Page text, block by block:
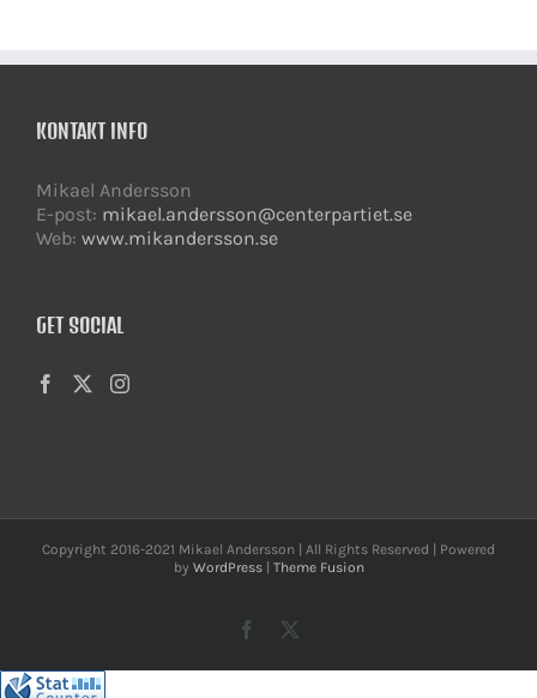
KONTAKT INFO
Mikael Andersson
E-post: mikael.andersson@centerpartiet.se
Web: www.mikandersson.se
GET SOCIAL
Copyright 2016-2021 Mikael Andersson | All Rights Reserved | Powered
by WordPress| Theme Fusion
Facebook